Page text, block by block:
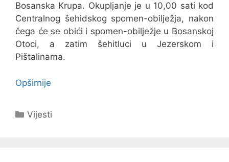
Bosanska Krupa. Okupljanje je u 10,00 sati kod
Centralnog šehidskog spomen-obilježja, nakon
čega će se obići i spomen-obilježje u Bosanskoj
Otoci, a zatim šehitluci u Jezerskom i
Pištalinama.
Opširnije
Kategorije
Vijesti